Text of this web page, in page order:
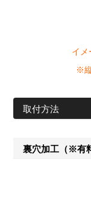
イメ
※
取付方法
裏穴加工（※有